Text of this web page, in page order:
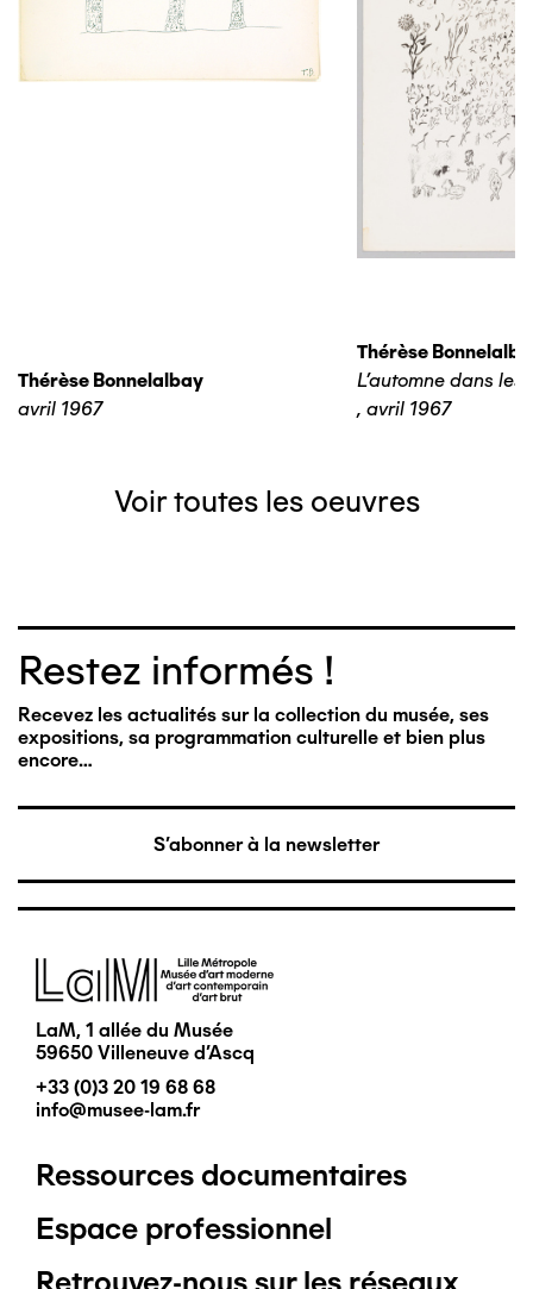
Thérèse Bonnelalbay
avril 1967
Thérèse
L'automne dans les
, avril 1967
Voir toutes les oeuvres
Restez informés !
Recevez les actualités sur la collection du musée, ses
expositions, sa programmation culturelle et bien plus
encore…
S'abonner à la newsletter
Image
LaM, 1 allée du Musée
59650 Villeneuve d'Ascq
+33 (0)3 20 19 68 68
info@musee-lam.fr
Pied
de
Ressources documentaires
Espace professionnel